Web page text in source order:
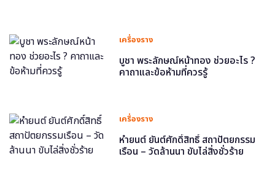
เครื่องราง
บูชา พระลักษณ์หน้าทอง ช่วยอะไร ?
คาถาและข้อห้ามที่ควรรู้
เครื่องราง
หำยนต์ ยันต์ศักดิ์สิทธิ์ สถาปัตยกรรม
เรือน – วัดล้านนา ขับไล่สิ่งชั่วร้าย